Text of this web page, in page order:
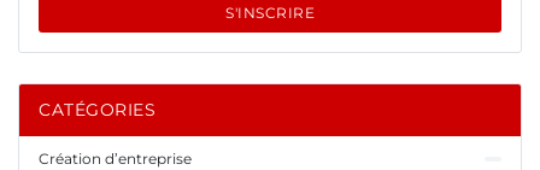
S'INSCRIRE
CATÉGORIES
Création d’entreprise